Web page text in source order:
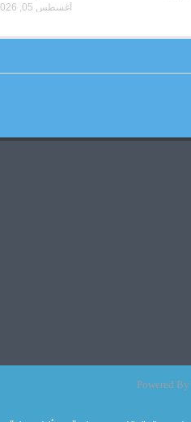
أغسطس 05, 2026